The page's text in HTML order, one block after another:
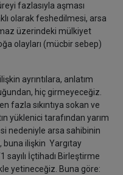
fazlasıyla aşması
olarak feshedilmesi, arsa
üzerindeki mülkiyet
olayları (mücbir sebep)
ayrıntılara, anlatım
hiç girmeyeceğiz.
fazla sıkıntıya sokan ve
yüklenici tarafından yarım
nedeniyle arsa sahibinin
ilişkin Yargıtay
İçtihadı Birleştirme
yetineceğiz. Buna göre: